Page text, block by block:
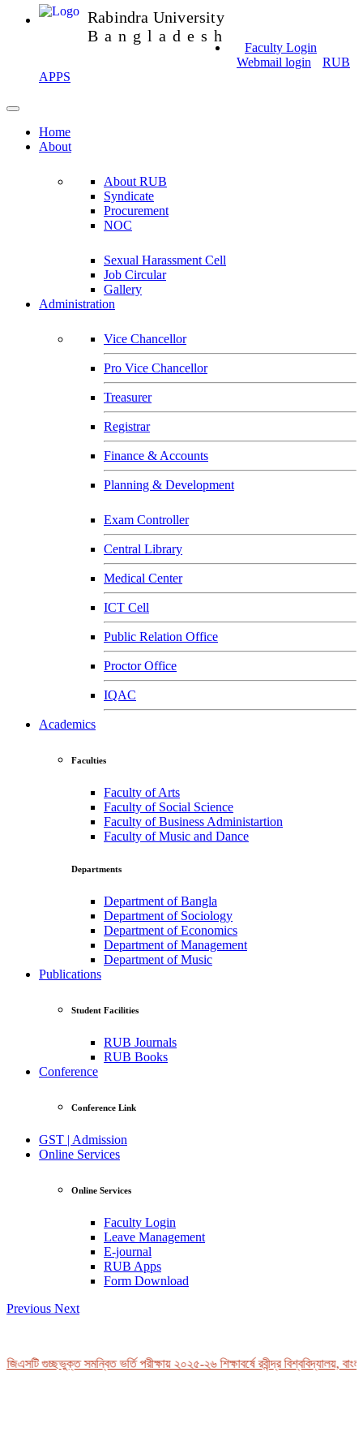
Rabindra University
Bangladesh
Faculty Login
Webmail login
RUB
APPS
Home
About
About RUB
Syndicate
Procurement
NOC
Sexual Harassment Cell
Job Circular
Gallery
Administration
Vice Chancellor
Pro Vice Chancellor
Treasurer
Registrar
Finance & Accounts
Planning & Development
Exam Controller
Central Library
Medical Center
ICT Cell
Public Relation Office
Proctor Office
IQAC
Academics
Faculties
Faculty of Arts
Faculty of Social Science
Faculty of Business Administartion
Faculty of Music and Dance
Departments
Department of Bangla
Department of Sociology
Department of Economics
Department of Management
Department of Music
Publications
Student Facilities
RUB Journals
RUB Books
Conference
Conference Link
GST | Admission
Online Services
Online Services
Faculty Login
Leave Management
E-journal
RUB Apps
Form Download
Previous Next
গুচ্ছভুক্ত সমন্বিত ভর্তি পরীক্ষায় ২০২৫-২৬ শিক্ষাবর্ষে রবীন্দ্র বিশ্ববিদ্যালয়,